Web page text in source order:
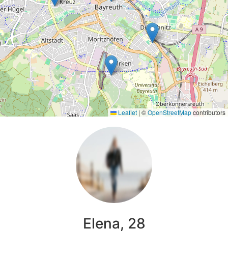
Leaflet | ©OpenStreetMapcontributors
Elena, 28